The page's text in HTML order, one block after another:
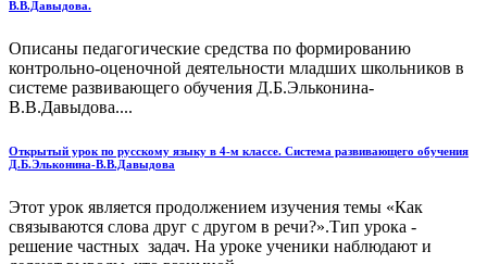
В.В.Давыдова.
Описаны педагогические средства по формированию
контрольно-оценочной деятельности младших школьников в
системе развивающего обучения Д.Б.Эльконина-
В.В.Давыдова....
Открытый урок по русскому языку в 4-м классе. Система развивающего обучения
Д.Б.Эльконина-В.В.Давыдова
Этот урок является продолжением изучения темы «Как
связываются слова друг с другом в речи?».Тип урока -
решение частных задач. На уроке ученики наблюдают и